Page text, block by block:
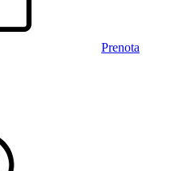
Prenota